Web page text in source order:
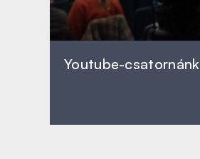
Youtube-csatornánk